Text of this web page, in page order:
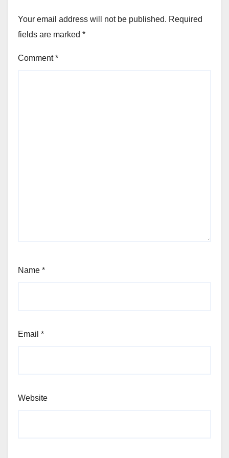
Your email address will not be published. Required
fields are marked *
Comment*
Name *
Email *
Website